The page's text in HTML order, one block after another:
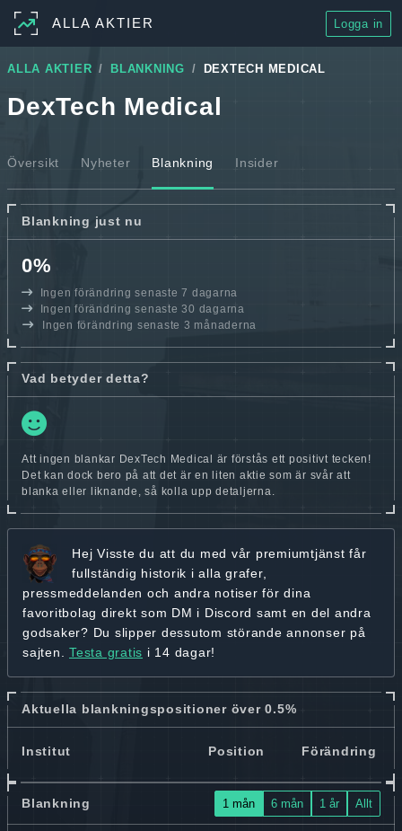
ALLA AKTIER Logga in
ALLA AKTIER BLANKNING DEXTECH MEDICAL
DexTech Medical
Översikt Nyheter Blankning Insider
Blankning just nu
0%
Ingen förändring senaste 7 dagarna
Ingen förändring senaste 30 dagarna
Ingen förändring senaste 3 månaderna
Vad betyder detta?
Att ingen blankar DexTech Medical är förstås ett positivt tecken!
Det kan dock bero på att det är en liten aktie som är svår att
blanka eller liknande, så kolla upp detaljerna.
Hej Visste du att du med vår premiumtjänst får
fullständig historik i alla grafer,
pressmeddelanden och andra notiser för dina
favoritbolag direkt som DM i Discord samt en del andra
godsaker? Du slipper dessutom störande annonser på
sajten. Testa gratis i 14 dagar!
Aktuella blankningspositioner över 0.5%
Institut Position Förändring
Blankning 1 mån 6 mån 1 år Allt